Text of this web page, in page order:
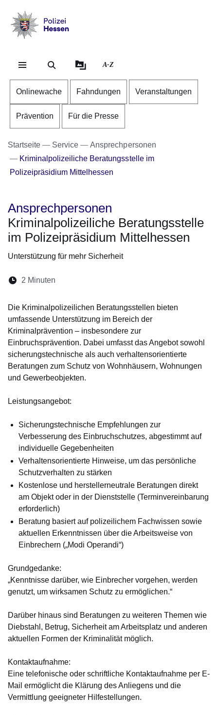
Hessen
A-Z
Onlinewache Fahndungen Veranstaltungen
Prävention Für die Presse
Startseite Service
Ansprechpersonen
Kriminalpolizeiliche Beratungsstelle im
Polizeipräsidium Mittelhessen
Ansprechpersonen
Kriminalpolizeiliche Beratungsstelle
im Polizeipräsidium Mittelhessen
Unterstützung für mehr Sicherheit
Lesedauer:
2 Minuten
Die Kriminalpolizeilichen Beratungsstellen bieten
umfassende Unterstützung im Bereich der
Kriminalprävention – insbesondere zur
Einbruchsprävention. Dabei umfasst das Angebot sowohl
sicherungstechnische als auch verhaltensorientierte
Beratungen zum Schutz von Wohnhäusern, Wohnungen
und Gewerbeobjekten.
Leistungsangebot:
Sicherungstechnische Empfehlungen zur
Verbesserung des Einbruchschutzes, abgestimmt auf
individuelle Gegebenheiten
Verhaltensorientierte Hinweise, um das persönliche
Schutzverhalten zu stärken
Kostenlose und herstellerneutrale Beratungen direkt
am Objekt oder in der Dienststelle (Terminvereinbarung
erforderlich)
Beratung basiert auf polizeilichem Fachwissen sowie
aktuellen Erkenntnissen über die Arbeitsweise von
Einbrechern („Modi Operandi“)
Grundgedanke:
„Kenntnisse darüber, wie Einbrecher vorgehen, werden
genutzt, um wirksamen Schutz zu ermöglichen.“
Darüber hinaus sind Beratungen zu weiteren Themen wie
Diebstahl, Betrug, Sicherheit am Arbeitsplatz und anderen
aktuellen Formen der Kriminalität möglich.
Kontaktaufnahme:
Eine telefonische oder schriftliche Kontaktaufnahme per E-
Mail ermöglicht die Klärung des Anliegens und die
Vermittlung geeigneter Hilfestellungen.